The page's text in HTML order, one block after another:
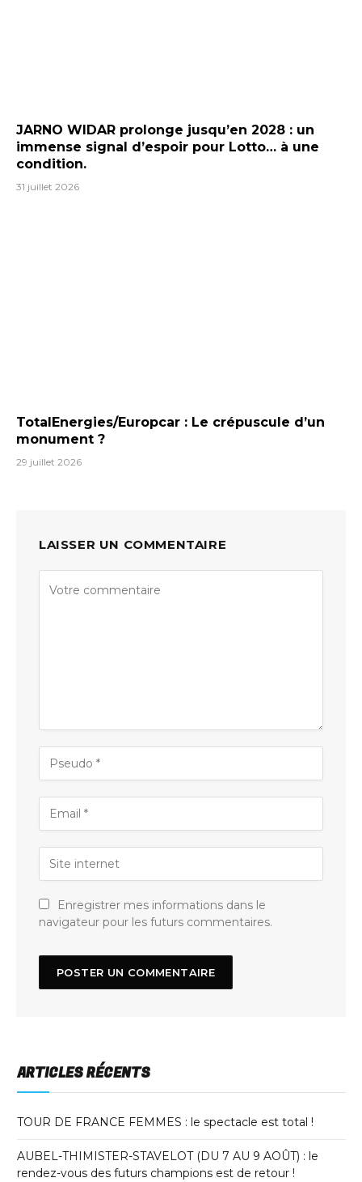
JARNO WIDAR prolonge jusqu’en 2028 : un
immense signal d’espoir pour Lotto… à une
condition.
31 juillet 2026
TotalEnergies/Europcar : Le crépuscule d’un
monument ?
29 juillet 2026
LAISSER UN COMMENTAIRE
Enregistrer mes informations dans le
navigateur pour les futurs commentaires.
ARTICLES RÉCENTS
TOUR DE FRANCE FEMMES : le spectacle est total !
AUBEL-THIMISTER-STAVELOT (DU 7 AU 9 AOÛT) : le
rendez-vous des futurs champions est de retour !